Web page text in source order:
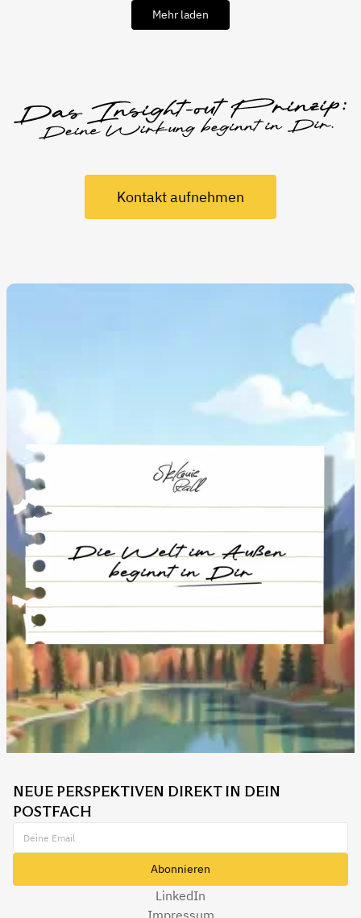
Mehr laden
Kontakt aufnehmen
NEUE PERSPEKTIVEN DIREKT IN DEIN
POSTFACH
LinkedIn
Impressum